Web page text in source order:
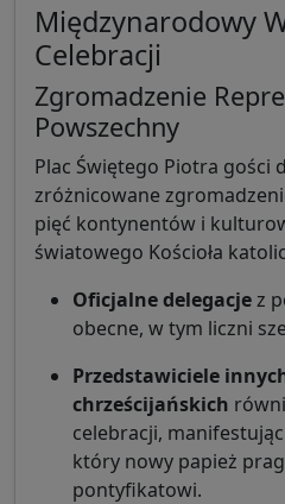
Międzynarodowy
Celebracji
Zgromadzenie
Powszechny
Plac Świętego Piotra gości
zróżnicowane
pięć kontynentów i
światowego Kościoła
Oficjalne delegacjez
obecne, w tym liczni
Przedstawiciele
chrześcijańskich
celebracji,
który nowy papież
pontyfikatowi.